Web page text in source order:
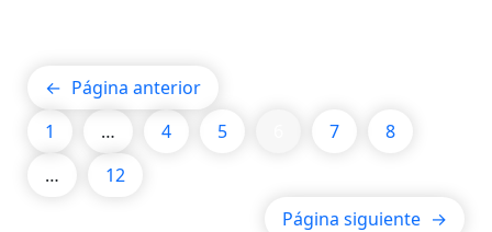
← Página anterior
1
… 4 5 7
8
…
12
Página siguiente →